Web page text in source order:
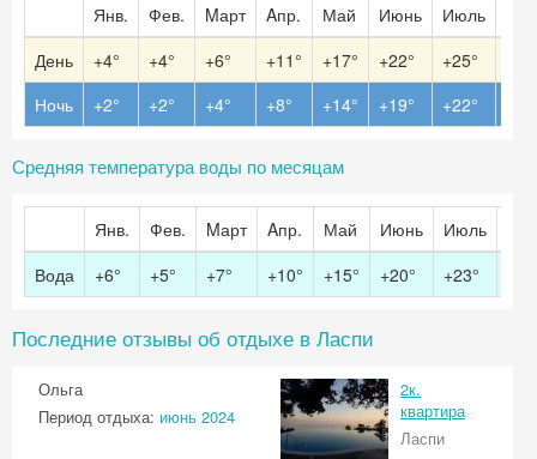
Янв. Фев. Mарт Aпр. Май Июнь Июль
День
+4° +4° +6° +11° +17° +22° +25°
Ночь
+2° +2° +4° +8° +14° +19° +22°
Средняя температура воды по месяцам
Янв. Фев. Mарт Aпр. Май Июнь Июль
Вода
+6° +5° +7° +10° +15° +20° +23°
Последние отзывы об отдыхе в Ласпи
Ольга
Период отдыха: июнь 2024
2к.
квартира
Ласпи